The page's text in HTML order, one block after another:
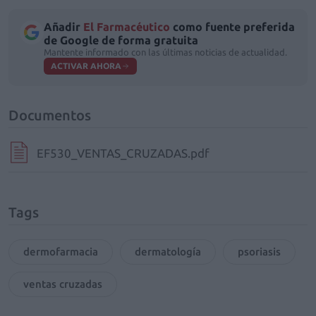
Añadir El Farmacéutico como fuente preferida
de Google de forma gratuita
Mantente informado con las últimas noticias de actualidad.
ACTIVAR AHORA
Documentos
EF530_VENTAS_CRUZADAS.pdf
Tags
dermofarmacia dermatología psoriasis
ventas cruzadas